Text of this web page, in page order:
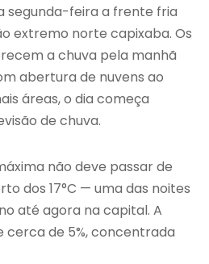
segunda-feira a frente fria
extremo norte capixaba. Os
a chuva pela manhã
abertura de nuvens ao
áreas, o dia começa
de chuva.
não deve passar de
dos 17°C — uma das noites
até agora na capital. A
cerca de 5%, concentrada